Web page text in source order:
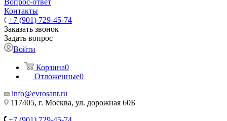
Вопрос-ответ
Контакты
+7 (901) 729-45-74
Заказать звонок
Задать вопрос
Войти
Корзина0
Отложенные0
info@evrosant.ru
117405, г. Москва, ул. дорожная 60Б